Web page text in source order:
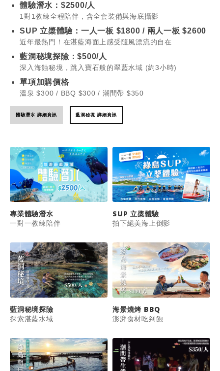
體驗潛水：$2500/人
1對1教練全程陪伴，含全套裝備與海底攝影
SUP 立槳體驗：一人一板 $1800 / 兩人一板 $2600
近年最熱門！在湛藍海面上感受隨風漂流的自在
藍洞秘境探險：$500/人
深入海蝕秘境，跳入寶石般的翠藍水域 (約3小時)
單項加購價格
溫泉 $300 / BBQ $300 / 潮間帶 $350
體驗潛水 詳細資訊 藍洞秘境 詳細資訊
專業體驗潛水
一對一教練陪伴
SUP 立槳體驗
拍下絕美海上倒影
藍洞秘境探險
探索湛藍水域
海景燒烤 BBQ
澎湃食材吃到飽